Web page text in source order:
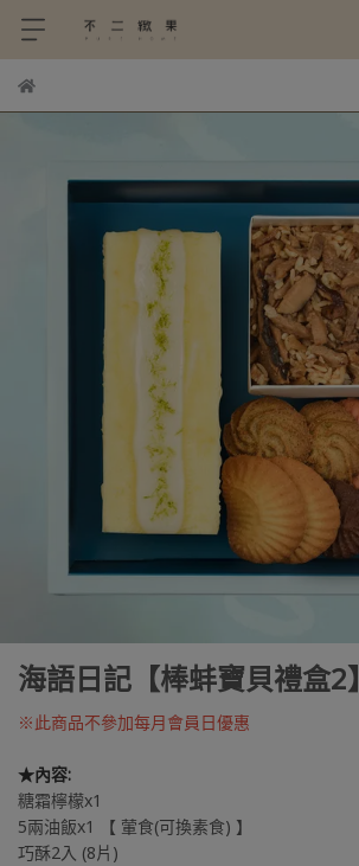
海語日記【棒蚌寶貝禮盒2】
※此商品不參加每月會員日優惠
★內容:
糖霜檸檬x1
5兩油飯x1 【 葷食(可換素食) 】
巧酥2入 (8片)